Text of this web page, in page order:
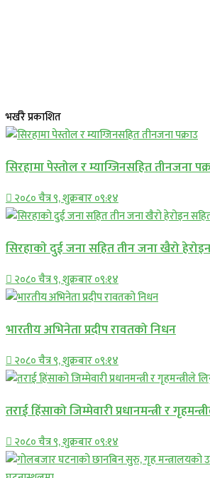
भर्खरै प्रकाशित
सिरहामा पेस्तोल र म्याग्जिनसहित तीनजना
२०८० चैत्र ९, शुक्रबार ०९:१४
सिरहाकाे दुई जना सहित तीन जना खैरो
२०८० चैत्र ९, शुक्रबार ०९:१४
भारतीय अभिनेता प्रदीप रावतको निधन
२०८० चैत्र ९, शुक्रबार ०९:१४
तराई हिंसाको जिम्मेवारी प्रधानमन्त्री र
२०८० चैत्र ९, शुक्रबार ०९:१४